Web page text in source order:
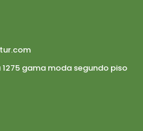
gama moda segundo piso